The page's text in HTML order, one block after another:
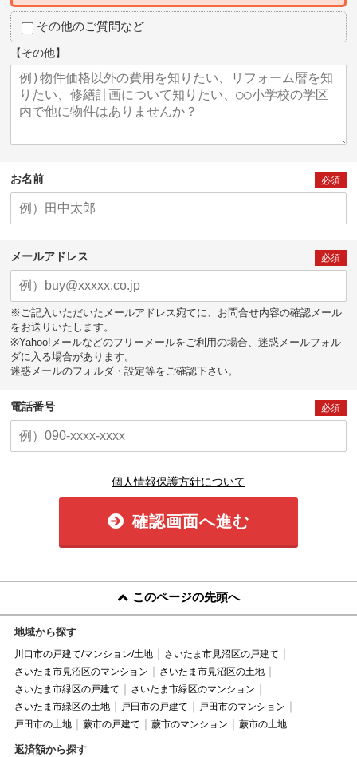
その他のご質問など
【その他】
お名前 必須
メールアドレス 必須
※ご記入いただいたメールアドレス宛てに、お問合せ内容の確認メール
をお送りいたします。
※Yahoo!メールなどのフリーメールをご利用の場合、迷惑メールフォル
ダに入る場合があります。
迷惑メールのフォルダ・設定等をご確認下さい。
電話番号 必須
個人情報保護方針について
確認画面へ進む
このページの先頭へ
地域から探す
川口市の戸建て/マンション/土地
さいたま市見沼区の戸建て
さいたま市見沼区のマンション
さいたま市見沼区の土地
さいたま市緑区の戸建て
さいたま市緑区のマンション
さいたま市緑区の土地
戸田市の戸建て
戸田市のマンション
戸田市の土地
蕨市の戸建て 蕨市のマンション 蕨市の土地
返済額から探す